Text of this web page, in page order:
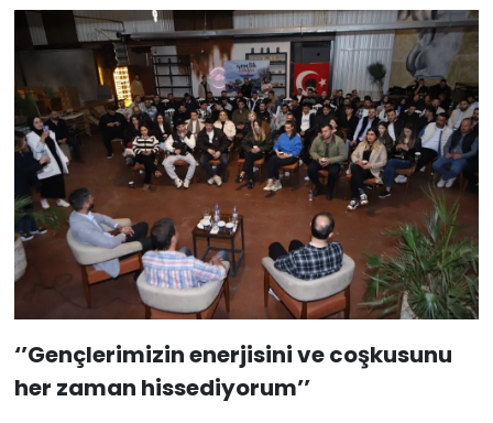
‘’Gençlerimizin enerjisini ve coşkusunu
her zaman hissediyorum’’